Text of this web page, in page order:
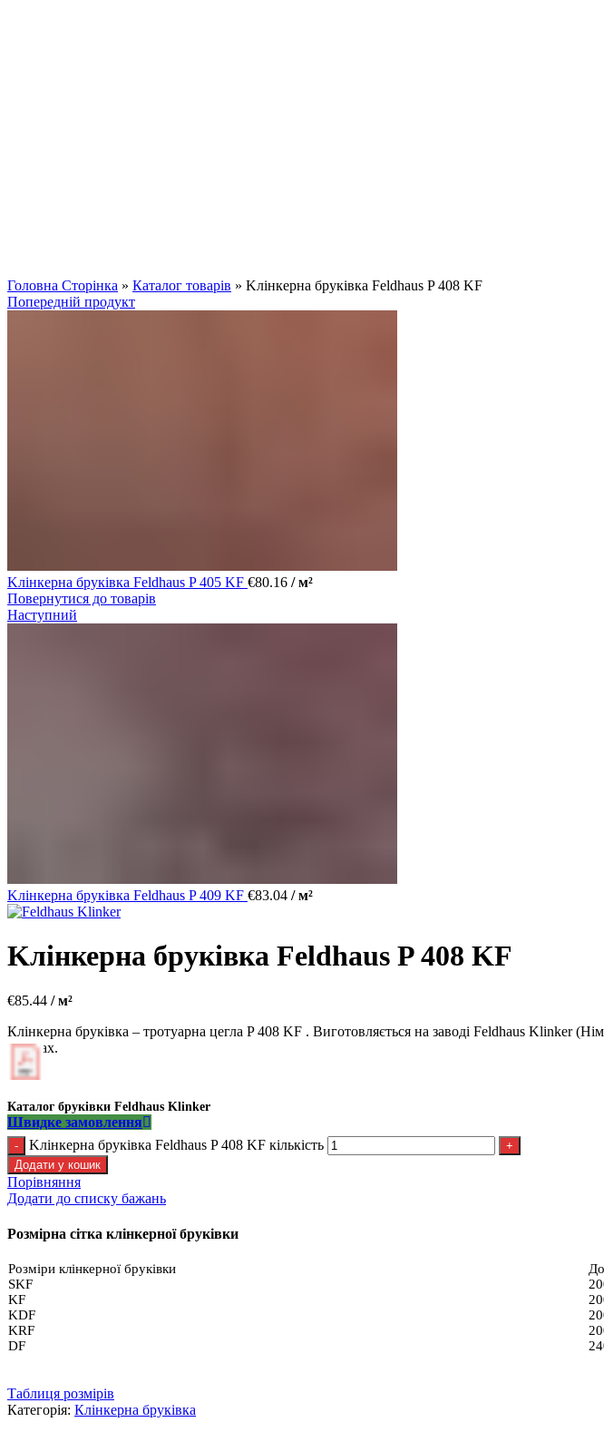
Головна Сторінка » Каталог товарів » Kлінкерна бруківка Feldhaus P 408 KF
Попередній продукт
Kлінкерна бруківка Feldhaus P 405 KF €80.16 / м²
Повернутися до товарів
Наступний
Kлінкерна бруківка Feldhaus P 409 KF €83.04 / м²
Kлінкерна бруківка Feldhaus P 408 KF
€85.44 / м²
Клінкерна бруківка – тротуарна цегла P 408 KF . Виготовляється на заводі Feldhaus Klinker
площах.
Каталог бруківки Feldhaus Klinker
Швидке замовлення
Kлінкерна бруківка Feldhaus P 408 KF кількість
Додати у кошик
Порівняння
Додати до списку бажань
Розмірна сітка клінкерної бруківки
Розміри клінкерної бруківки
SKF
KF
KDF
KRF
DF
Таблиця розмірів
Категорія: Клінкерна бруківка